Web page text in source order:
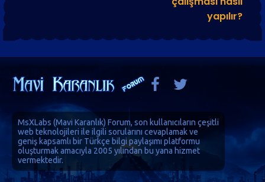
yapılır?
MsXLabs (Mavi Karanlık) Forum, son kullanıcıların çeşitli
web teknolojileri ile ilgili sorularını cevaplamak ve
geniş kapsamlı bir Türkçe bilgi paylaşımı platformu
oluşturmak amacıyla 2005 yılından bu yana hizmet
vermektedir.